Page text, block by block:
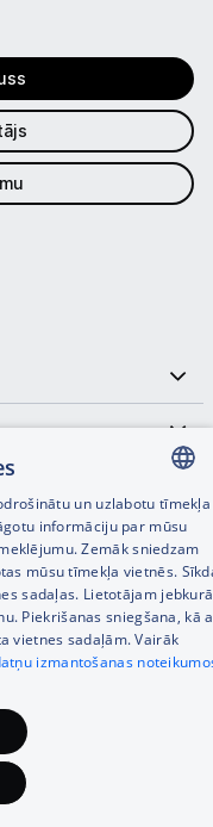
LATVIAN
RUSSIAN
ENGLISH
un uzlabotu tīmekļa
informāciju par mūsu
Zemāk sniedzam
mūsu tīmekļa vietnēs.
sadaļas. Lietotājam
Piekrišanas sniegšana, kā
vietnes sadaļām. Vairāk
izmantošanas